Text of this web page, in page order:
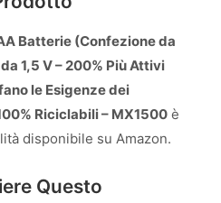
Batterie (Confezione da
1,5 V – 200% Più Attivi
le Esigenze dei
Riciclabili – MX1500 è
disponibile su Amazon.
Questo